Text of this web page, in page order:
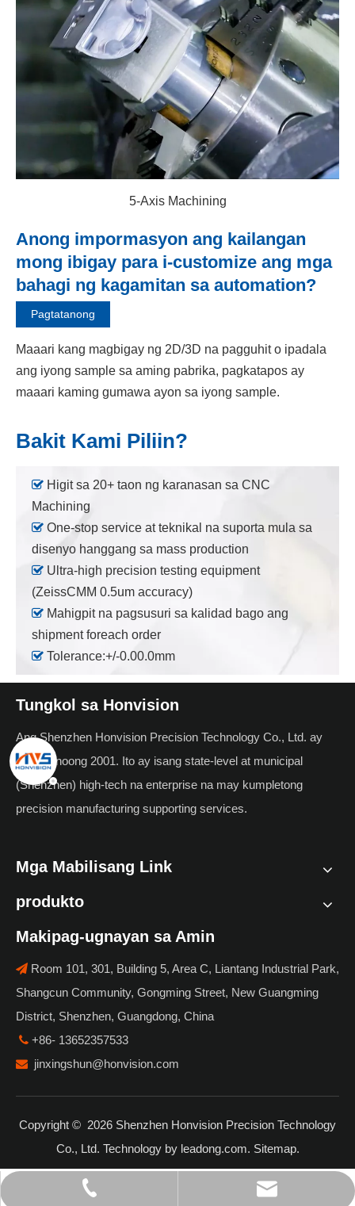
5-Axis Machining
Anong impormasyon ang kailangan
mong ibigay para i-customize ang mga
bahagi ng kagamitan sa automation?
Pagtatanong
Maaari kang magbigay ng 2D/3D na pagguhit o ipadala
ang iyong sample sa aming pabrika, pagkatapos ay
maaari kaming gumawa ayon sa iyong sample.
Bakit Kami Piliin?
 Higit sa 20+ taon ng karanasan sa CNC
Machining
 One-stop service at teknikal na suporta mula sa
disenyo hanggang sa mass production
 Ultra-high precision testing equipment
(ZeissCMM 0.5um accuracy)
 Mahigpit na pagsusuri sa kalidad bago ang
shipment foreach order
 Tolerance:+/-0.00.0mm
Tungkol sa Honvision
Ang Shenzhen Honvision Precision Technology Co., Ltd. ay
itinatag noong 2001. Ito ay isang state-level at municipal
(Shenzhen) high-tech na enterprise na may kumpletong
precision manufacturing supporting services.
Mga Mabilisang Link
produkto
Makipag-ugnayan sa Amin
 Room 101, 301, Building 5, Area C, Liantang Industrial Park,
Shangcun Community, Gongming Street, New Guangming
District, Shenzhen, Guangdong, China
 +86- 13652357533
 jinxingshun@honvision.com
Copyright © 2026 Shenzhen Honvision Precision Technology
Co., Ltd. Technology by leadong.com. Sitemap.